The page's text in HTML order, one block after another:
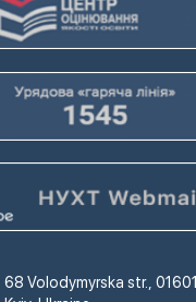
68 Volodymyrska str., 01601